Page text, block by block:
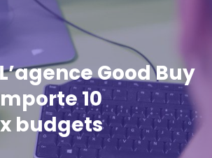
Good Buy
10
budgets